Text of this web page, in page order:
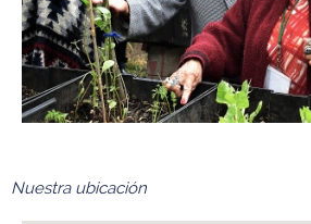
Nuestra ubicación